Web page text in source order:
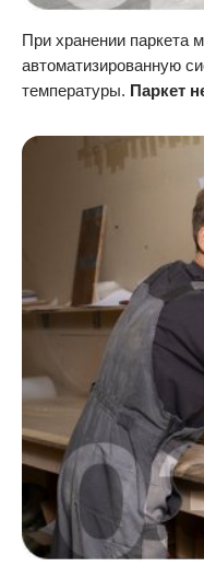
При хранении паркета
автоматизированную
температуры. Паркет